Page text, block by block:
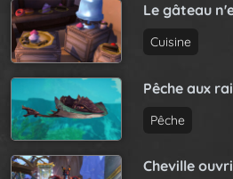
Le gâteau
Cuisine
Pêche aux
Pêche
Cheville